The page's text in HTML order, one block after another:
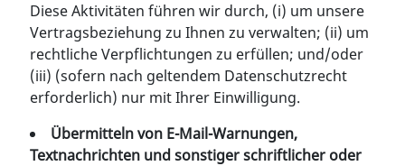
Diese Aktivitäten führen wir durch, (i) um unsere
Vertragsbeziehung zu Ihnen zu verwalten; (ii) um
rechtliche Verpflichtungen zu erfüllen; und/oder
(iii) (sofern nach geltendem Datenschutzrecht
erforderlich) nur mit Ihrer Einwilligung.
Übermitteln von E-Mail-Warnungen,
Textnachrichten und sonstiger schriftlicher oder